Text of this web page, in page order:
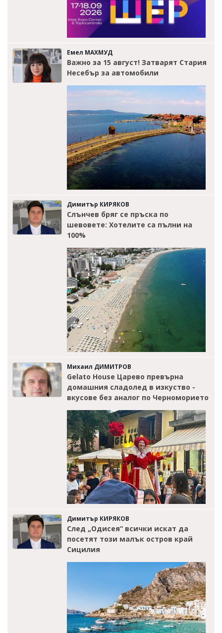
Емел МАХМУД
Важно за 15 август! Затварят Стария
Несебър за автомобили
Димитър КИРЯКОВ
Слънчев бряг се пръска по
шевовете: Хотелите са пълни на
100%
Михаил ДИМИТРОВ
Gelato House Царево превърна
домашния сладолед в изкуство -
вкусове без аналог по Черноморието
Димитър КИРЯКОВ
След „Одисея“ всички искат да
посетят този малък остров край
Сицилия